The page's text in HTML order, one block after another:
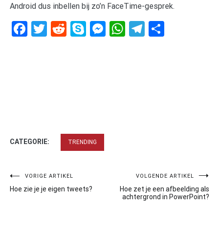
Android dus inbellen bij zo’n FaceTime-gesprek.
Facebook
Twitter
RedditSkypeMessenger
WhatsApp
Telegram
CATEGORIE: TRENDING
Bericht
navigatie
VORIGE ARTIKEL
Hoe zie je je eigen tweets?
VOLGENDE ARTIKEL
Hoe zet je een afbeelding als
achtergrond in PowerPoint?